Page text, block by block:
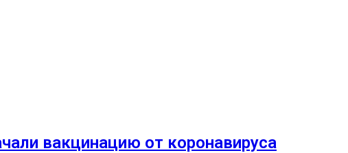
вакцинацию от коронавируса